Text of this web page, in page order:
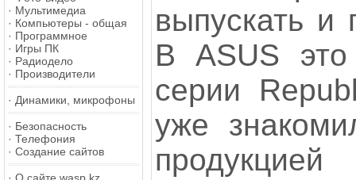
· Мультимедиа
· Компьютеры - общая
· Программное
· Игры ПК
· Радиодело
· Производители
· Динамики, микрофоны
· Безопасность
· Телефония
· Создание сайтов
выпускать
В ASUS
серии
уже